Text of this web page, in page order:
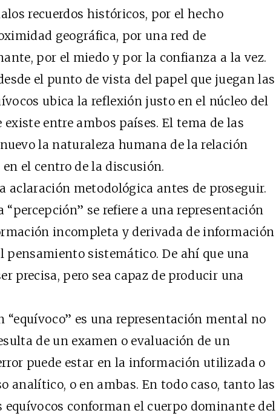
recuerdos históricos, por el hecho
geográfica, por una red de
por el miedo y por la confianza a la vez.
el punto de vista del papel que juegan las
ubica la reflexión justo en el núcleo del
entre ambos países. El tema de las
la naturaleza humana de la relación
el centro de la discusión.
aclaración metodológica antes de proseguir.
“percepción” se refiere a una representación
incompleta y derivada de información
pensamiento sistemático. De ahí que una
precisa, pero sea capaz de producir una
es una representación mental no
de un examen o evaluación de un
puede estar en la información utilizada o
analítico, o en ambas. En todo caso, tanto las
equívocos conforman el cuerpo dominante del
Cine desde los márgenes
EDICIÓN MÉXICO
SUSCRÍBETE